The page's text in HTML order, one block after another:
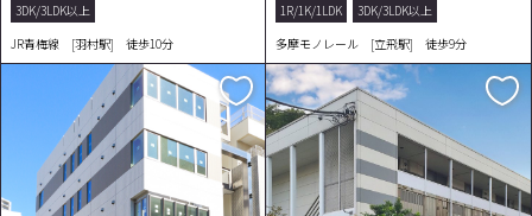
3DK/3LDK以上
JR青梅線 [羽村駅] 徒歩10分
1R/1K/1LDK
3DK/3LDK以上
多摩モノレール [立飛駅] 徒歩9分